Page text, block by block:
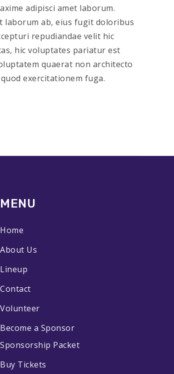
adipisci amet laborum.
laborum ab, eius fugit doloribus
repudiandae velit hic
hic voluptates pariatur est
quaerat non architecto
exercitationem fuga.
MENU
Home
About Us
Lineup
Contact
Volunteer
Become a Sponsor
Sponsorship Packet
Buy Tickets